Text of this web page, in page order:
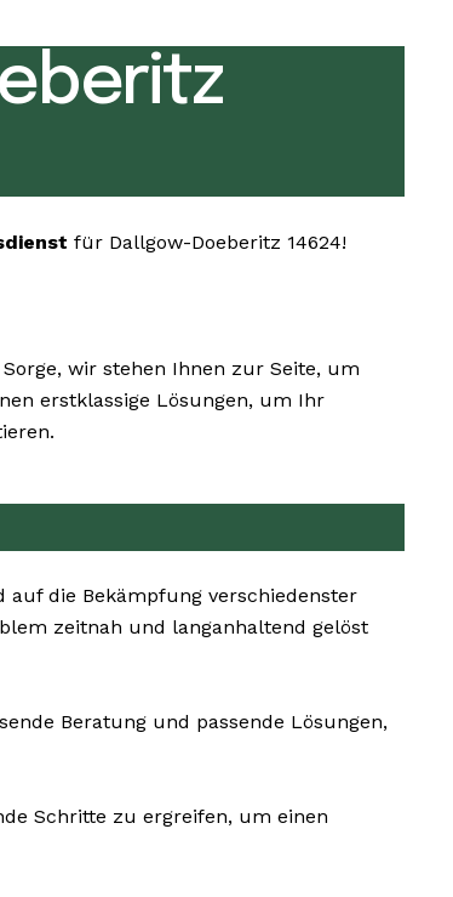
für Dallgow-Doeberitz 14624!
wir stehen Ihnen zur Seite, um
erstklassige Lösungen, um Ihr
auf die Bekämpfung verschiedenster
zeitnah und langanhaltend gelöst
Beratung und passende Lösungen,
Schritte zu ergreifen, um einen